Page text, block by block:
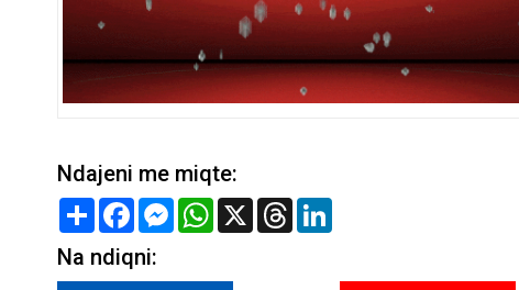
Ndajeni me miqte:
Share FacebookMessenger
WhatsApp
X Threads
Na ndiqni: